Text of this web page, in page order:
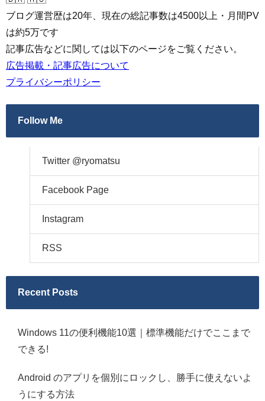
ブログ運営歴は20年、現在の総記事数は4500以上・月間PV
は約5万です
記事広告などに関しては以下のページをご覧ください。
広告掲載・記事広告について
プライバシーポリシー
Follow Me
Twitter @ryomatsu
Facebook Page
Instagram
RSS
Recent Posts
Windows 11の便利機能10選｜標準機能だけでここまで
できる!
Android のアプリを個別にロックし、勝手に使えないよ
うにする方法